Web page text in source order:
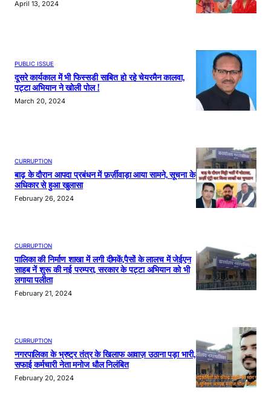
April 13, 2024
PUBLIC ISSUE
दूसरे कार्यकाल में भी फिस्सडी साबित हो रहे चेयरमैन कालवा,
पट्टा अभियान ने खोली पोल !
March 20, 2024
CURRUPTION
बाढ़ के दौरान आपदा प्रबंधन में फ़र्ज़ीवाड़ा आया सामने, सूचना के
अधिकार से हुआ खुलासा
February 26, 2024
CURRUPTION
पालिका की निर्माण शाखा में लगी दीमकें,पैसों के लालच में जेईएन
साहब नें शुरू की नई परम्परा, सरकार के पट्टा अभियान को भी
लगाया पलीता
February 21, 2024
CURRUPTION
नगरपालिका के भ्रष्ट्र तंत्र के खिलाफ आवाज़ उठाना पड़ा भारी,
सफाई कर्मचारी नेता मनोज धौल निलंबित
February 20, 2024